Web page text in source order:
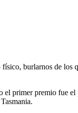
burlarnos de
el primer premio fue el